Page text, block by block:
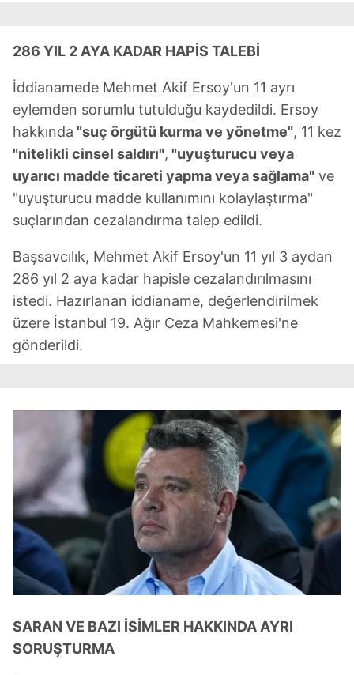
286 YIL 2 AYA KADAR HAPİS TALEBİ
İddianamede Mehmet Akif Ersoy'un 11 ayrı
eylemden sorumlu tutulduğu kaydedildi. Ersoy
hakkında "suç örgütü kurma ve yönetme", 11 kez
"nitelikli cinsel saldırı", "uyuşturucu veya
uyarıcı madde ticareti yapma veya sağlama" ve
"uyuşturucu madde kullanımını kolaylaştırma"
suçlarından cezalandırma talep edildi.
Başsavcılık, Mehmet Akif Ersoy'un 11 yıl 3 aydan
286 yıl 2 aya kadar hapisle cezalandırılmasını
istedi. Hazırlanan iddianame, değerlendirilmek
üzere İstanbul 19. Ağır Ceza Mahkemesi'ne
gönderildi.
SARAN VE BAZI İSİMLER HAKKINDA AYRI
SORUŞTURMA